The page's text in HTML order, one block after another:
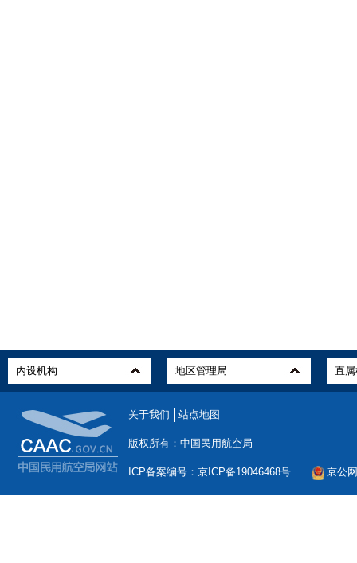
关于我们 站点地图
版权所有：中国民用航空局
ICP备案编号：京ICP备19046468号 京公